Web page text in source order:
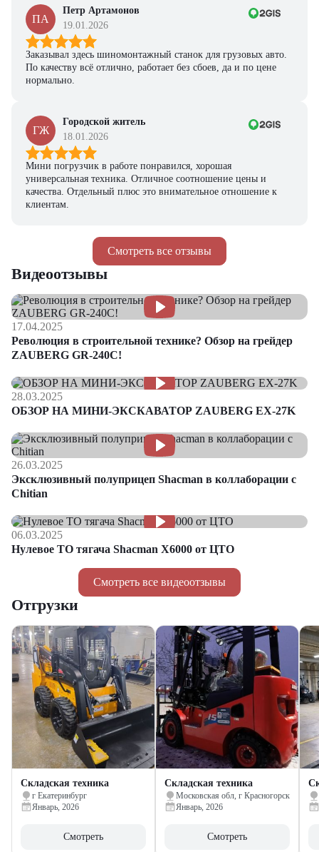
Смотреть все отзывы
ПА
Петр Артамонов
19.01.2026
Заказывал здесь шиномонтажный станок для грузовых авто.
По качеству всё отлично, работает без сбоев, да и по цене
нормально.
ГЖ
Городской житель
18.01.2026
Мини погрузчик в работе понравился, хорошая
универсальная техника. Отличное соотношение цены и
качества. Отдельный плюс это внимательное отношение к
клиентам.
Смотреть все видеоотзывы
Видеоотзывы
17.04.2025
Революция в строительной технике? Обзор на грейдер
ZAUBERG GR-240C!
28.03.2025
ОБЗОР НА МИНИ-ЭКСКАВАТОР ZAUBERG EX-27K
26.03.2025
Эксклюзивный полуприцеп Shacman в коллаборации с
Chitian
06.03.2025
Нулевое ТО тягача Shacman Х6000 от ЦТО
Отгрузки
Складская техника
г Екатеринбург
Январь, 2026
Смотреть
Складская техника
Московская обл, г Красногорск
Январь, 2026
Смотреть